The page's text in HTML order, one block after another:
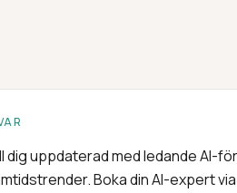
dig uppdaterad med ledande AI-
Boka din AI-expert via